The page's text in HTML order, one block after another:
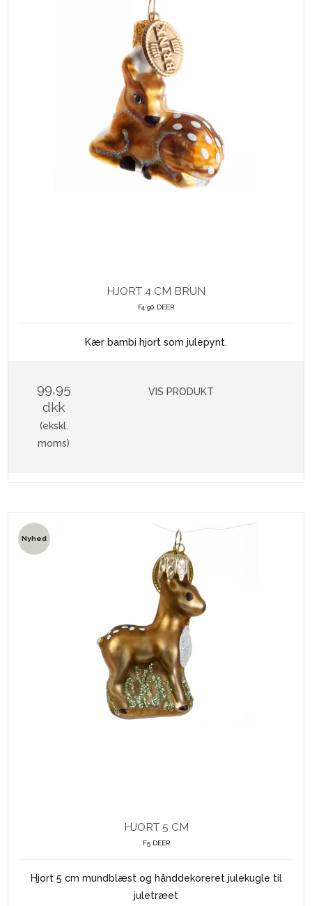
HJORT 4 CM BRUN
F4 90 DEER
Kær bambi hjort som julepynt.
99,95
dkk
(ekskl.
moms)
VIS PRODUKT
Nyhed
HJORT 5 CM
F5 DEER
Hjort 5 cm mundblæst og hånddekoreret julekugle til
juletræet